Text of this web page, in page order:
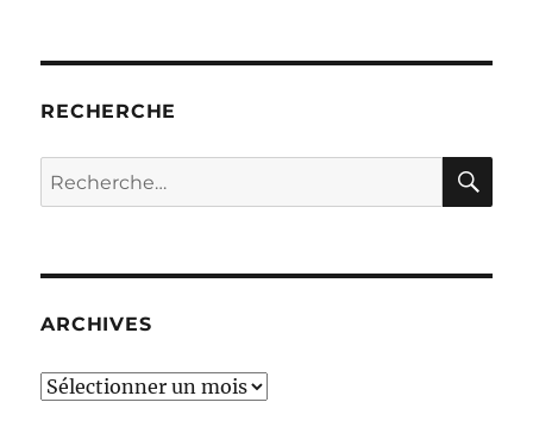
RECHERCHE
Recherche
pour :
ARCHIVES
ARCHIVES